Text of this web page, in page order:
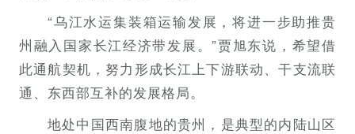
“乌江水运集装箱运输发展，将进一步助推贵
州融入国家长江经济带发展。”贾旭东说，希望借
此通航契机，努力形成长江上下游联动、干支流联
通、东西部互补的发展格局。
地处中国西南腹地的贵州，是典型的内陆山区